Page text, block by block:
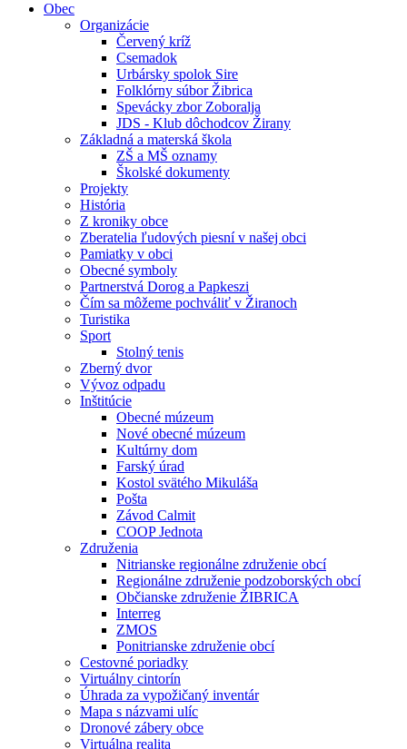
Obec
Organizácie
Červený kríž
Csemadok
Urbársky spolok Sire
Folklórny súbor Žibrica
Spevácky zbor Zoboralja
JDS - Klub dôchodcov Žirany
Základná a materská škola
ZŠ a MŠ oznamy
Školské dokumenty
Projekty
História
Z kroniky obce
Zberatelia ľudových piesní v našej obci
Pamiatky v obci
Obecné symboly
Partnerstvá Dorog a Papkeszi
Čím sa môžeme pochváliť v Žiranoch
Turistika
Sport
Stolný tenis
Zberný dvor
Vývoz odpadu
Inštitúcie
Obecné múzeum
Nové obecné múzeum
Kultúrny dom
Farský úrad
Kostol svätého Mikuláša
Pošta
Závod Calmit
COOP Jednota
Združenia
Nitrianske regionálne združenie obcí
Regionálne združenie podzoborských obcí
Občianske združenie ŽIBRICA
Interreg
ZMOS
Ponitrianske združenie obcí
Cestovné poriadky
Virtuálny cintorín
Úhrada za vypožičaný inventár
Mapa s názvami ulíc
Dronové zábery obce
Virtuálna realita